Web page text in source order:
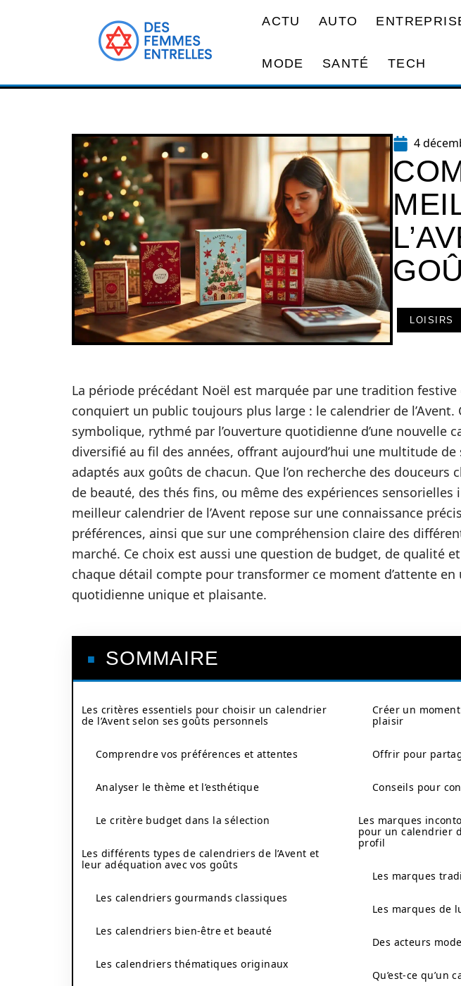
ACTU AUTO
MODE SANTÉ TECH
4
LOISIRS
La période précédant Noël est marquée par une tradition
conquiert un public toujours plus large : le calendrier de
symbolique, rythmé par l’ouverture quotidienne d’une nouvelle
diversifié au fil des années, offrant aujourd’hui une multitude
adaptés aux goûts de chacun. Que l’on recherche des douceurs
de beauté, des thés fins, ou même des expériences
meilleur calendrier de l’Avent repose sur une connaissance
préférences, ainsi que sur une compréhension claire des
marché. Ce choix est aussi une question de budget, de qualité
chaque détail compte pour transformer ce moment d’attente en
quotidienne unique et plaisante.
SOMMAIRE
Les critères essentiels pour choisir un calendrier
de l’Avent selon ses goûts personnels
Comprendre vos préférences et attentes
Analyser le thème et l’esthétique
Le critère budget dans la sélection
Les différents types de calendriers de l’Avent et
leur adéquation avec vos goûts
Les calendriers gourmands classiques
Les calendriers bien-être et beauté
Les calendriers thématiques originaux
Créer un
plaisir
Offrir pour
Conseils pour
Les marques
pour un calendrier
profil
Les marques
Les marques de
Des acteurs
Qu’est-ce qu’un